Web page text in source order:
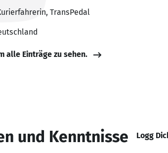
TransPedal
alle Einträge zu sehen.
und Kenntnisse Logg